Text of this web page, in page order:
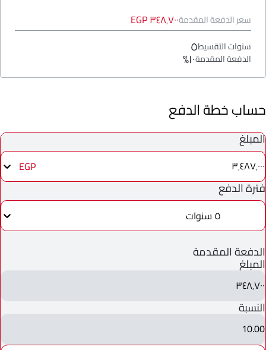
سعر الدفعة المقدمة٣٤٨٬٧٠٠ EGP
سنوات التقسيط٥
الدفعة المقدمة١٠%
حساب خطة الدفع
المبلغ
٣٬٤٨٧٬٠٠٠ EGP
فترة الدفع
٥ سنوات
الدفعة المقدمة
المبلغ
٣٤٨٬٧٠٠
النسبة
10.00